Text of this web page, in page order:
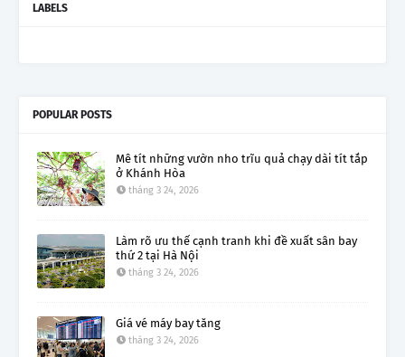
LABELS
POPULAR POSTS
Mê tít những vườn nho trĩu quả chạy dài tít tắp
ở Khánh Hòa
tháng 3 24, 2026
Làm rõ ưu thế cạnh tranh khi đề xuất sân bay
thứ 2 tại Hà Nội
tháng 3 24, 2026
Giá vé máy bay tăng
tháng 3 24, 2026